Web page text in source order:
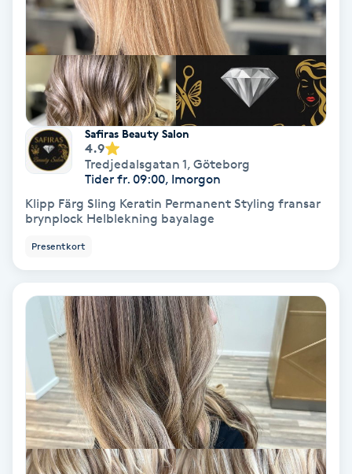
Enzympeeling
Extensions
Extensions borttagning
Eyeliner-tatuering
Face framing
Faceliftmassage
Fet hårbotten
Fettreducering
Fibromassage
Fillers
Safiras Beauty Salon
4.9
Tredjedalsgatan 1, Göteborg
Tider fr. 09:00, Imorgon
Klipp Färg Sling Keratin Permanent Styling fransar
brynplock Helblekning bayalage
Presentkort